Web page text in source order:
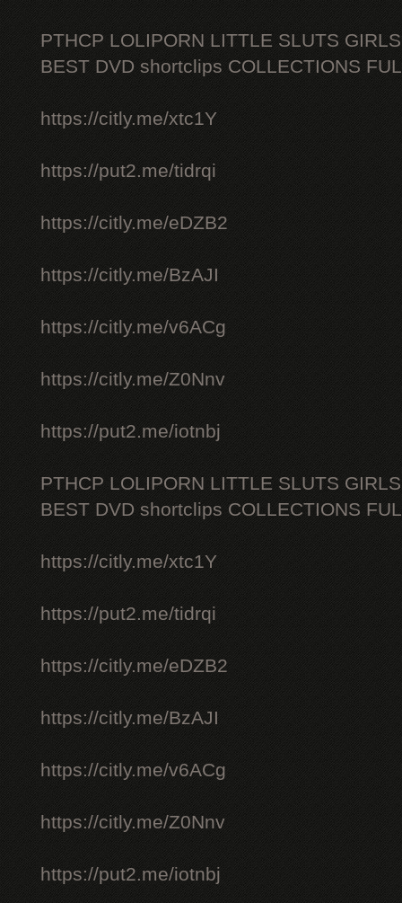
PTHCP LOLIPORN LITTLE SLUTS
BEST DVD shortclips COLLECTIONS
https://citly.me/xtc1Y
https://put2.me/tidrqi
https://citly.me/eDZB2
https://citly.me/BzAJI
https://citly.me/v6ACg
https://citly.me/Z0Nnv
https://put2.me/iotnbj
PTHCP LOLIPORN LITTLE SLUTS
BEST DVD shortclips COLLECTIONS
https://citly.me/xtc1Y
https://put2.me/tidrqi
https://citly.me/eDZB2
https://citly.me/BzAJI
https://citly.me/v6ACg
https://citly.me/Z0Nnv
https://put2.me/iotnbj